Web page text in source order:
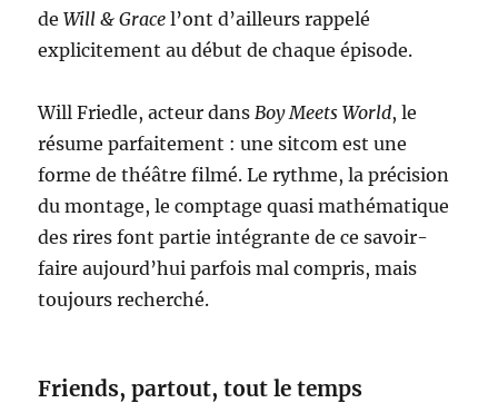
deWill & Grace l’ont d’ailleurs rappelé
explicitement au début de chaque épisode.
Will Friedle, acteur dans Boy Meets World, le
résume parfaitement : une sitcom est une
forme de théâtre filmé. Le rythme, la précision
du montage, le comptage quasi mathématique
des rires font partie intégrante de ce savoir-
faire aujourd’hui parfois mal compris, mais
toujours recherché.
Friends, partout, tout le temps